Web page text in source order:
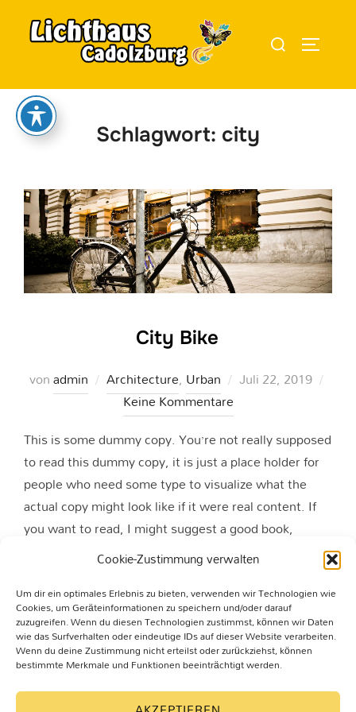
Cookie-Zustimmung verwalten
Um dir ein optimales Erlebnis zu bieten, verwenden wir Technologien wie
Cookies, um Geräteinformationen zu speichern und/oder darauf
zuzugreifen. Wenn du diesen Technologien zustimmst, können wir Daten
wie das Surfverhalten oder eindeutige IDs auf dieser Website verarbeiten.
Wenn du deine Zustimmung nicht erteilst oder zurückziehst, können
bestimmte Merkmale und Funktionen beeinträchtigt werden.
Inhalt
Suchen
nach:
Schlagwort: city
City Bike
vonadmin Architecture, Urban
Veröffentlicht
Juli 22, 2019
Keine Kommentare
This is some dummy copy. You’re not really supposed
to read this dummy copy, it is just a place holder for
people who need some type to visualize what the
actual copy might look like if it were real content. If
you want to read, I might suggest a good book,
perhaps Melville. That’s why …
MEHRÜBER „CITY BIKE“
LESEN